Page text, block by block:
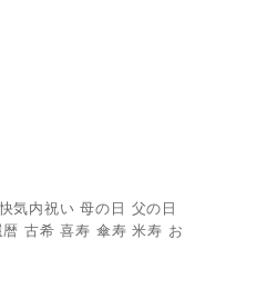
気内祝い 母の日 父の日
古希 喜寿 傘寿 米寿 お